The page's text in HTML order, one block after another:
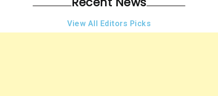
View All Editors Picks